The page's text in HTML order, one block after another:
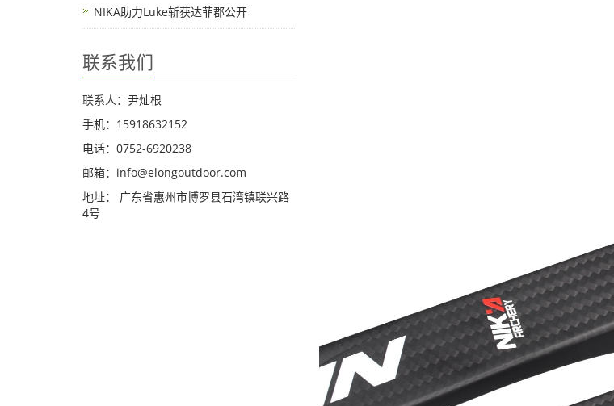
NIKA助力Luke斩获达菲郡公开
联系我们
联系人：尹灿根
手机：15918632152
电话：0752-6920238
邮箱： info@elongoutdoor.com
地址： 广东省惠州市博罗县石湾镇联兴路
4号